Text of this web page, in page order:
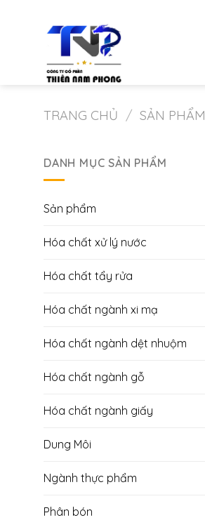
TRANG CHỦ / SẢN PHẨM
DANH MỤC SẢN PHẨM
Sản phẩm
Hóa chất xử lý nước
Hóa chất tẩy rửa
Hóa chất ngành xi mạ
Hóa chất ngành dệt nhuộm
Hóa chất ngành gỗ
Hóa chất ngành giấy
Dung Môi
Ngành thực phẩm
Phân bón